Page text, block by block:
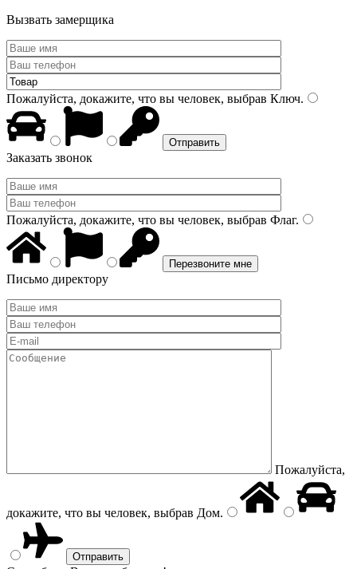
Вызвать замерщика
Пожалуйста, докажите, что вы человек, выбрав Ключ.
Заказать звонок
Пожалуйста, докажите, что вы человек, выбрав Флаг.
Письмо директору
Пожалуйста,
докажите, что вы человек, выбрав Дом.